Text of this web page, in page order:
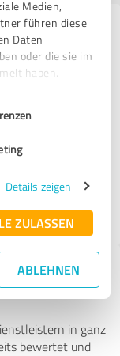
Medien,
führen diese
Daten
oder die sie im
haben.
Details zeigen
ZULASSEN
ABLEHNEN
IT-
- mit
in ganz
bewertet und